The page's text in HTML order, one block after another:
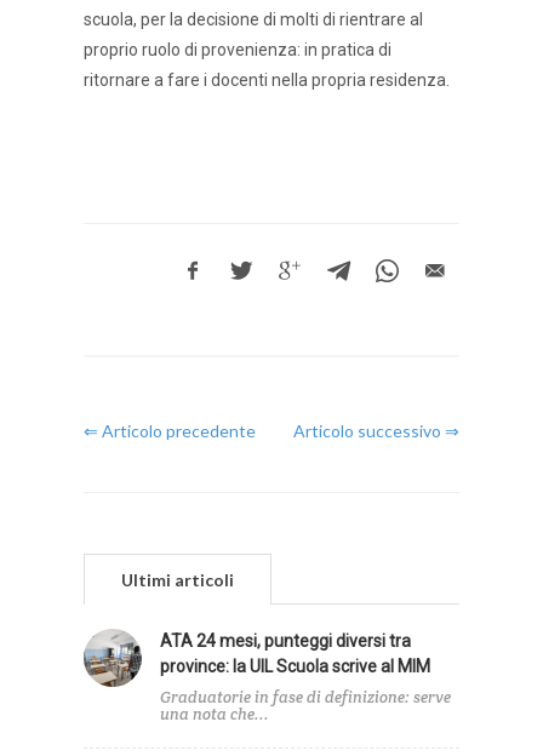
scuola, per la decisione di molti di rientrare al
proprio ruolo di provenienza: in pratica di
ritornare a fare i docenti nella propria residenza.
⇐ Articolo precedente Articolo successivo ⇒
Ultimi articoli
ATA 24 mesi, punteggi diversi tra
province: la UIL Scuola scrive al MIM
Graduatorie in fase di definizione: serve
una nota che...